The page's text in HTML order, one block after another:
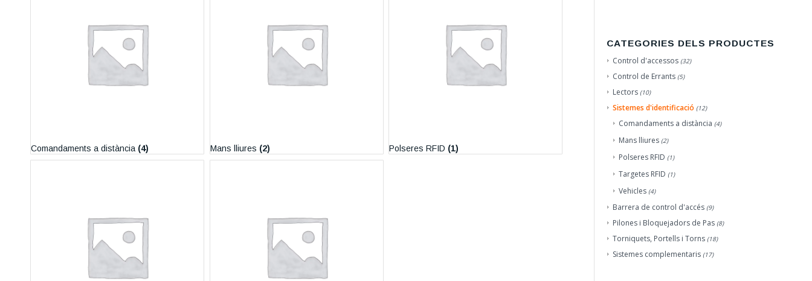
Comandaments a distància (4) Mans lliures (2) Polseres RFID (1)
CATEGORIES DELS PRODUCTES
Control d'accessos (32)
Control de Errants (5)
Lectors (10)
Sistemes d'identificació (12)
Comandaments a distància (4)
Mans lliures (2)
Polseres RFID (1)
Targetes RFID (1)
Vehicles (4)
Barrera de control d'accés (9)
Pilones i Bloquejadors de Pas (8)
Torniquets, Portells i Torns (18)
Sistemes complementaris (17)